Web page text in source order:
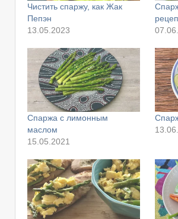
Чистить спаржу, как Жак
Пепэн
13.05.2023
Спаржа с лимонным
маслом
15.05.2021